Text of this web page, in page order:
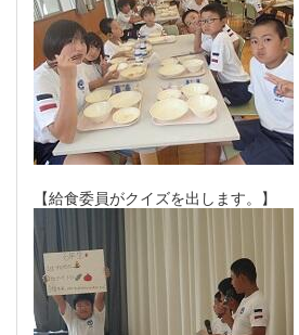
【給食委員がクイズを出します。】